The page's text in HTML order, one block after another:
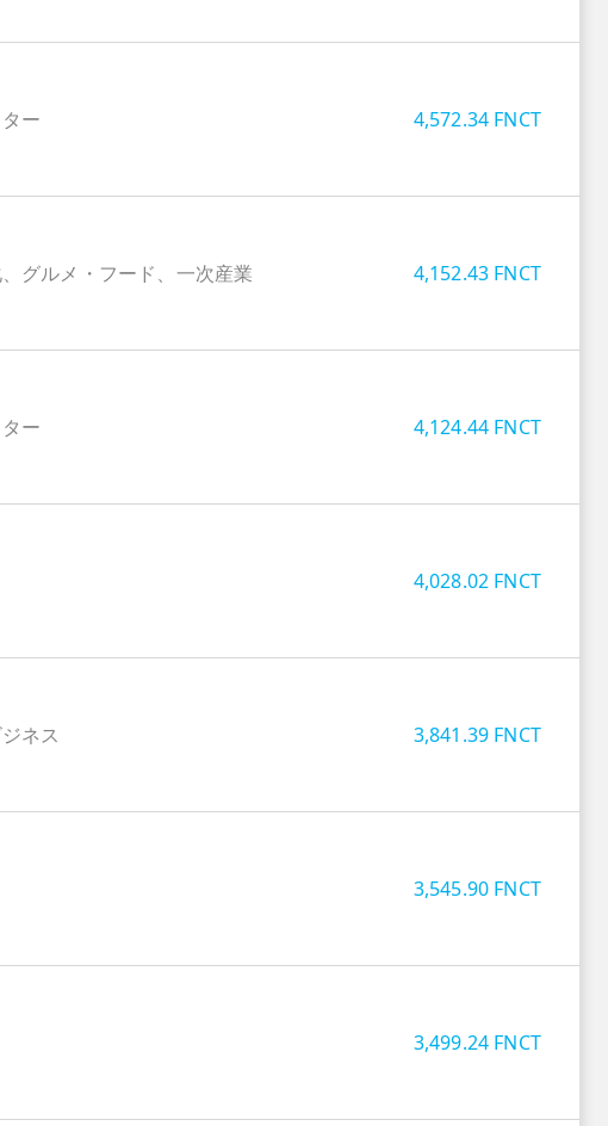
ー 4,572.34 FNCT
グルメ・フード、一次産業 4,152.43 FNCT
ー 4,124.44 FNCT
4,028.02 FNCT
ネス 3,841.39 FNCT
3,545.90 FNCT
3,499.24 FNCT